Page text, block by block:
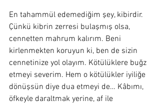
En tahammül edemediğim şey, kibirdir.
Çünkü kibrin zerresi bulaşmış olsa,
cennetten mahrum kalırım. Beni
kirlenmekten koruyun ki, ben de sizin
cennetinize yol olayım. Kötülüklere buğz
etmeyi severim. Hem o kötülükler iyiliğe
dönüşsün diye dua etmeyi de… Kâbımı,
öfkeyle daraltmak yerine, af ile